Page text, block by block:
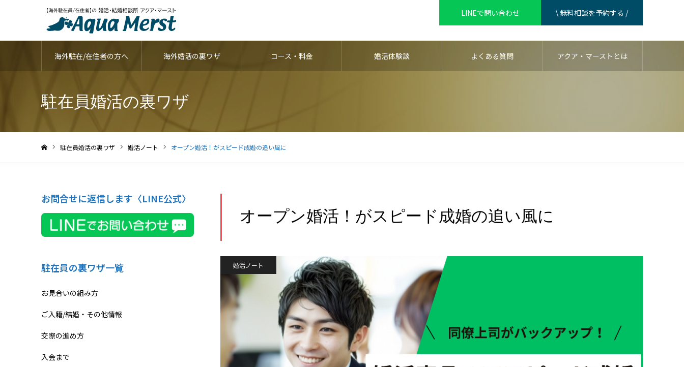
LINEで問い合わせ \ 無料相談を予約する /
海外駐在/在住者の方へ 海外婚活の裏ワザ コース・料金 婚活体験談 よくある質問 アクア・マーストとは
駐在員婚活の裏ワザ
駐在員婚活の裏ワザ 婚活ノート オープン婚活！がスピード成婚の追い風に
オープン婚活！がスピード成婚の追い風に
婚活ノート
お問合せに返信します〈LINE公式〉
駐在員の裏ワザ一覧
お見合いの組み方
ご入籍/結婚・その他情報
交際の進め方
入会まで